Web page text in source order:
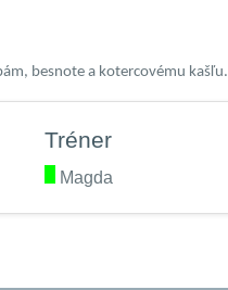
besnote a kotercovému kašľu.
Tréner
Magda